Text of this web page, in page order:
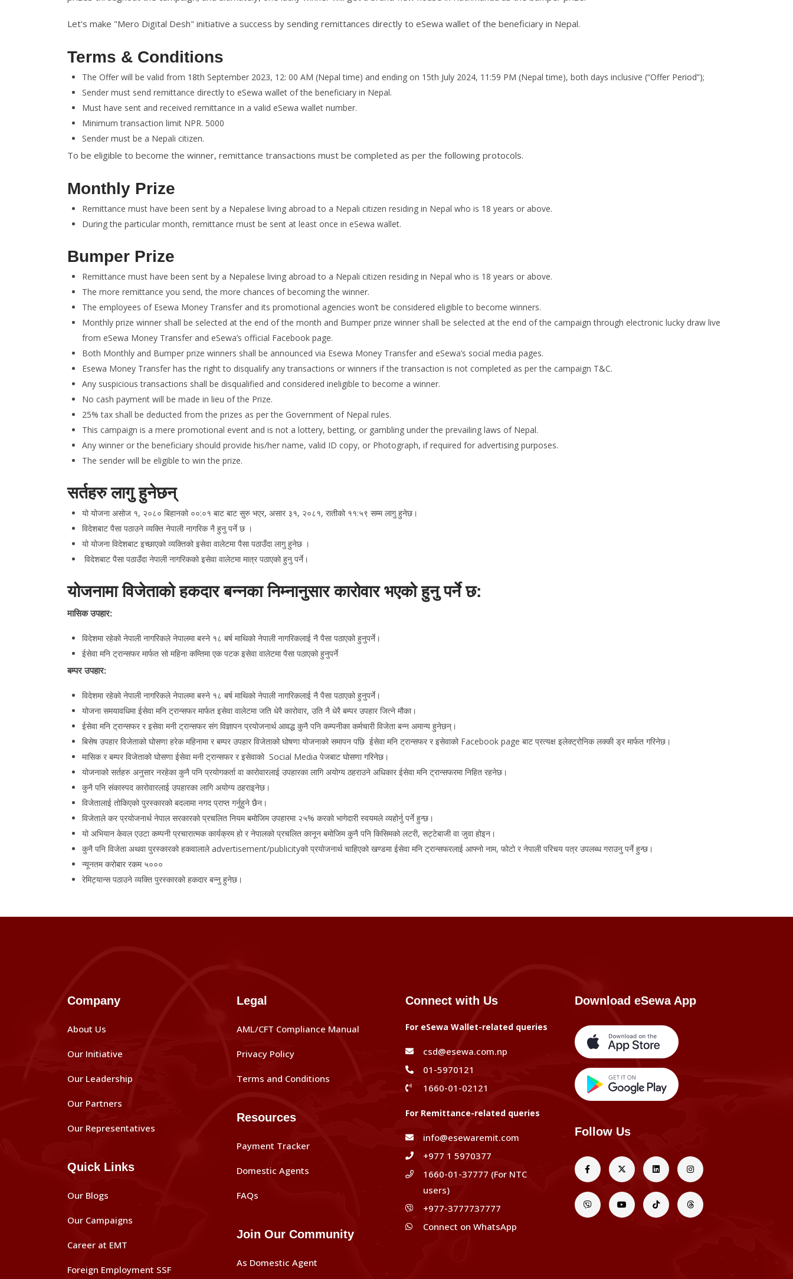
Let's make "Mero Digital Desh" initiative a success by sending remittances directly to eSewa wallet of the beneficiary in Nepal.
Terms & Conditions
The Offer will be valid from 18th September 2023, 12: 00 AM (Nepal time) and ending on 15th July 2024, 11:59 PM (Nepal time), both days inclusive (“Offer Period”);
Sender must send remittance directly to eSewa wallet of the beneficiary in Nepal.
Must have sent and received remittance in a valid eSewa wallet number.
Minimum transaction limit NPR. 5000
Sender must be a Nepali citizen.
To be eligible to become the winner, remittance transactions must be completed as per the following protocols.
Monthly Prize
Remittance must have been sent by a Nepalese living abroad to a Nepali citizen residing in Nepal who is 18 years or above.
During the particular month, remittance must be sent at least once in eSewa wallet.
Bumper Prize
Remittance must have been sent by a Nepalese living abroad to a Nepali citizen residing in Nepal who is 18 years or above.
The more remittance you send, the more chances of becoming the winner.
The employees of Esewa Money Transfer and its promotional agencies won’t be considered eligible to become winners.
Monthly prize winner shall be selected at the end of the month and Bumper prize winner shall be selected at the end of the campaign through electronic lucky draw live
from eSewa Money Transfer and eSewa’s official Facebook page.
Both Monthly and Bumper prize winners shall be announced via Esewa Money Transfer and eSewa’s social media pages.
Esewa Money Transfer has the right to disqualify any transactions or winners if the transaction is not completed as per the campaign T&C.
Any suspicious transactions shall be disqualified and considered ineligible to become a winner.
No cash payment will be made in lieu of the Prize.
25% tax shall be deducted from the prizes as per the Government of Nepal rules.
This campaign is a mere promotional event and is not a lottery, betting, or gambling under the prevailing laws of Nepal.
Any winner or the beneficiary should provide his/her name, valid ID copy, or Photograph, if required for advertising purposes.
The sender will be eligible to win the prize.
सर्तहरु लागु हुनेछन्
यो योजना असोज १, २०८० बिहानको ००:०१ बाट बाट सुरु भएर, असार ३१, २०८१, रातीको ११:५९ सम्म लागु हुनेछ।
विदेशबाट पैसा पठाउने व्यक्ति नेपाली नागरिक नै हुनु पर्ने छ ।
यो योजना विदेशबाट इच्छाएको व्यक्तिको इसेवा वालेटमा पैसा पठाउँदा लागु हुनेछ ।
विदेशबाट पैसा पठाउँदा नेपाली नागरिकको इसेवा वालेटमा मात्र पठाएको हुनु पर्ने।
योजनामा विजेताको हकदार बन्नका निम्नानुसार कारोवार भएको हुनु पर्ने छ:
मासिक उपहार:
विदेशमा रहेको नेपाली नागरिकले नेपालमा बस्ने १८ बर्ष माथिको नेपाली नागरिकलाई नै पैसा पठाएको हुनुपर्ने।
ईसेवा मनि ट्रान्सफर मार्फत सो महिना कम्तिमा एक पटक इसेवा वालेटमा पैसा पठाएको हुनुपर्ने
बम्पर उपहार:
विदेशमा रहेको नेपाली नागरिकले नेपालमा बस्ने १८ बर्ष माथिको नेपाली नागरिकलाई नै पैसा पठाएको हुनुपर्ने।
योजना समयावधिमा ईसेवा मनि ट्रान्सफर मार्फत इसेवा वालेटमा जति धेरै कारोवार, उति नै धेरै बम्पर उपहार जित्ने मौका।
ईसेवा मनि ट्रान्सफर र इसेवा मनी ट्रान्सफर संग विज्ञापन प्रयोजनार्थ आवद्ध कुनै पनि कम्पनीका कर्मचारी विजेता बन्न अमान्य हुनेछन्।
बिसेष उपहार विजेताको घोसणा हरेक महिनामा र बम्पर उपहार विजेताको घोषणा योजनाको समापन पछि ईसेवा मनि ट्रान्सफर र इसेवाको Facebook page बाट प्रत्यक्ष इलेक्ट्रोनिक लक्की ड्र मार्फत गरिनेछ।
मासिक र बम्पर विजेताको घोसणा ईसेवा मनी ट्रान्सफर र इसेवाको Social Media पेजबाट घोसणा गरिनेछ।
योजनाको सर्तहरु अनुसार नरहेका कुनै पनि प्रयोगकर्ता वा कारोवारलाई उपहारका लागि अयोग्य ठहराउने अधिकार ईसेवा मनि ट्रान्सफरमा निहित रहनेछ।
कुनै पनि संकास्पद कारोवारलाई उपहारका लागि अयोग्य ठहराइनेछ।
विजेतालाई तोकिएको पुरस्कारको बदलामा नगद प्राप्त गर्नुहुने छैन।
विजेताले कर प्रयोजनार्थ नेपाल सरकारको प्रचलित नियम बमोजिम उपहारमा २५% करको भागेदारी स्वयमले व्यहोर्नु पर्ने हुन्छ।
यो अभियान केवल एउटा कम्पनी प्रचारात्मक कार्यक्रम हो र नेपालको प्रचलित कानून बमोजिम कुनै पनि किसिमको लटरी, सट्टेबाजी वा जुवा होइन।
कुनै पनि विजेता अथवा पुरस्कारको हकवालाले advertisement/publicityको प्रयोजनार्थ चाहिएको खण्डमा ईसेवा मनि ट्रान्सफरलाई आफ्नो नाम, फोटो र नेपाली परिचय पत्र उपलब्ध गराउनु पर्ने हुन्छ।
न्यूनतम करोबार रकम ५०००
रेमिट्यान्स पठाउने व्यक्ति पुरस्कारको हकदार बन्नु हुनेछ।
Company
About Us
Our Initiative
Our Leadership
Our Partners
Our Representatives
Quick Links
Our Blogs
Our Campaigns
Career at EMT
Foreign Employment SSF
Legal
AML/CFT Compliance Manual
Privacy Policy
Terms and Conditions
Resources
Payment Tracker
Domestic Agents
FAQs
Join Our Community
As Domestic Agent
Connect with Us
For eSewa Wallet-related queries
csd@esewa.com.np
01-5970121
1660-01-02121
For Remittance-related queries
info@esewaremit.com
+977 1 5970377
1660-01-37777 (For NTC
users)
+977-3777737777
Connect on WhatsApp
Download eSewa App
Follow Us